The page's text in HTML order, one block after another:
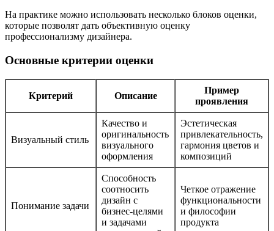
На практике можно использовать несколько блоков оценки,
которые позволят дать объективную оценку
профессионализму дизайнера.
Основные критерии оценки
Критерий Описание
Пример
проявления
Визуальный стиль
Качество и
оригинальность
визуального
оформления
Эстетическая
привлекательность,
гармония цветов и
композиций
Понимание задачи
Способность
соотносить
дизайн с
бизнес-целями
и задачами
Четкое отражение
функциональности
и философии
продукта